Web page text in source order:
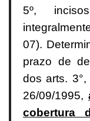
5º,
07).
prazo de
dos arts.
26/09/1995,
cobertura